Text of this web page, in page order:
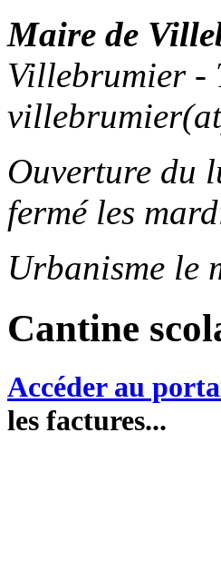
Maire de
Villebrumier -
Ouverture du
fermé les
Urbanisme le
Cantine
Accéder au
les factures...